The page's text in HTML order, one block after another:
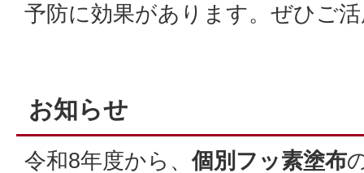
予防に効果があります。ぜひご
お知らせ
令和8年度から、個別フッ素塗布